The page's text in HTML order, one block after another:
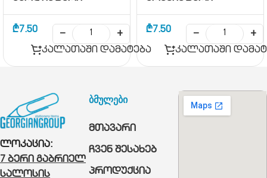
₾7.50 −
+
კალათაში დამატება
₾7.50 −
+
კალათაში
ლოკაცია:
7 ბერი გაბრიელ
სალოსის
ბმულები
მთავარი
ჩვენ შესახებ
პროდუქცია